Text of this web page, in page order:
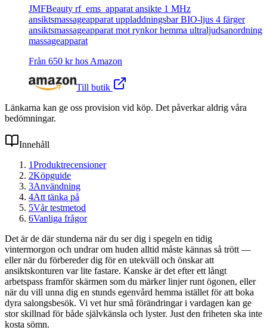
JMFBeauty rf_ems_apparat ansikte 1 MHz
ansiktsmassageapparat uppladdningsbar BIO-ljus 4 färger
ansiktsmassageapparat mot rynkor hemma ultraljudsanordning
massageapparat
Från 650 kr hos Amazon
Till butik
Länkarna kan ge oss provision vid köp. Det påverkar aldrig våra
bedömningar.
Innehåll
1Produktrecensioner
2Köpguide
3Användning
4Att tänka på
5Vår testmetod
6Vanliga frågor
Det är de där stunderna när du ser dig i spegeln en tidig
vintermorgon och undrar om huden alltid måste kännas så trött —
eller när du förbereder dig för en utekväll och önskar att
ansiktskonturen var lite fastare. Kanske är det efter ett långt
arbetspass framför skärmen som du märker linjer runt ögonen, eller
när du vill unna dig en stunds egenvård hemma istället för att boka
dyra salongsbesök. Vi vet hur små förändringar i vardagen kan ge
stor skillnad för både självkänsla och lyster. Just den friheten ska inte
kosta sömn.